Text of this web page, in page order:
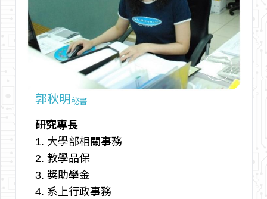
arrow_outward
郭秋明 秘書
研究專長
1. 大學部相關事務
2. 教學品保
3. 獎助學金
4. 系上行政事務